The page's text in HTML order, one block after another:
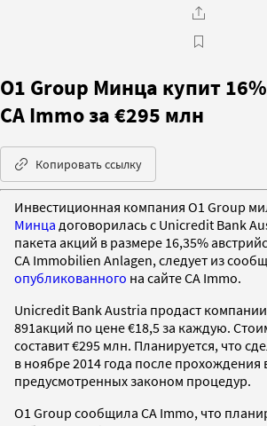
О1 Group Минца купит
CA Immo за €295 млн
Копировать ссылку
Инвестиционная компания O1 Group
Минца договорилась с Unicredit Bank
пакета акций в размере 16,35%
CA Immobilien Anlagen, следует из
опубликованного на сайте CA Immo.
Unicredit Bank Austria продаст
891акций по цене €18,5 за каждую.
составит €295 млн. Планируется, что
в ноябре 2014 года после прохождения
предусмотренных законом процедур.
O1 Group сообщила CA Immo, что